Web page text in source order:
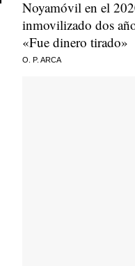
Noyamóvil en el
inmovilizado dos
«Fue dinero tirado»
O. P. ARCA